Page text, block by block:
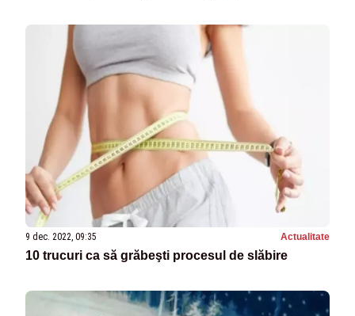
9 dec. 2022, 09:35 Actualitate
10 trucuri ca să grăbeşti procesul de slăbire